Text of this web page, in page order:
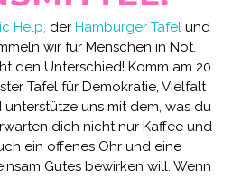
Help der Hamburger Tafel und
wir für Menschen in Not.
den Unterschied! Komm am 20.
Tafel für Demokratie, Vielfalt
uns mit dem, was du
dich nicht nur Kaffee und
ein offenes Ohr und eine
Gutes bewirken will. Wenn